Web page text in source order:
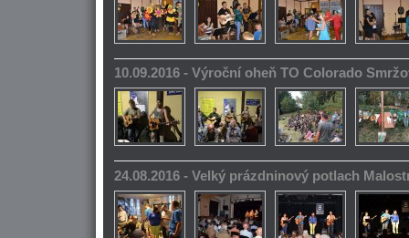
10.09.2016 - Výroční oheň TO Colorado
24.08.2016 - Velký prázdninový potlach